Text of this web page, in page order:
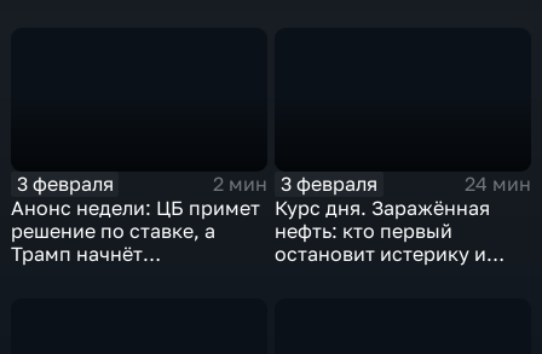
3 февраля
2 мин
Анонс недели: ЦБ примет
решение по ставке, а
Трамп начнёт
3 февраля
24 мин
Курс дня. Заражённая
нефть: кто первый
остановит истерику и